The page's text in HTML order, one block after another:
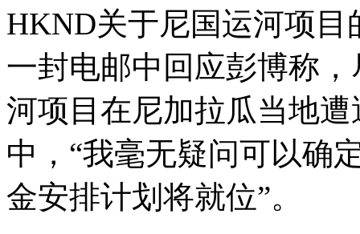
HKND关于尼国运河项
一封电邮中回应彭博称
河项目在尼加拉瓜当地
中，“我毫无疑问可以确
金安排计划将就位”。